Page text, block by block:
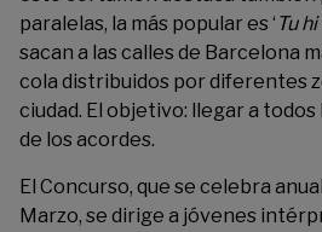
paralelas, la más popular es ‘ Tu
sacan a las calles de Barcelona
cola distribuidos por diferentes
ciudad. El objetivo: llegar a
de los acordes.
El Concurso, que se celebra
Marzo, se dirige a jóvenes